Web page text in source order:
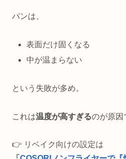
パンは、
表面だけ固くなる
中が温まらない
という失敗が多め。
これは温度が高すぎるのが原因
👉 リベイク向けの設定は